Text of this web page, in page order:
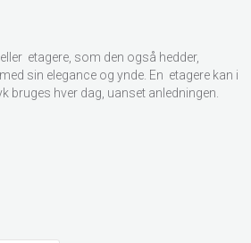
etagere, som den også hedder,
sin elegance og ynde. En etagere kan i
bruges hver dag, uanset anledningen.